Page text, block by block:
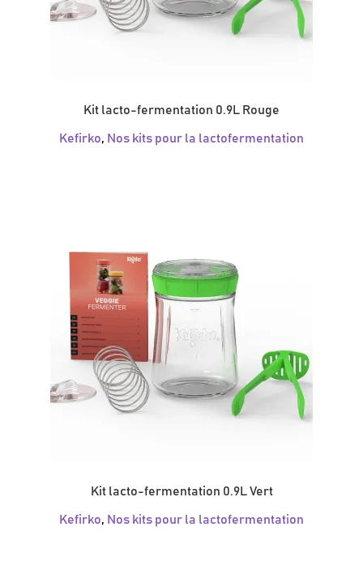
Kit lacto-fermentation 0.9L Rouge
Kefirko, Nos kits pour la lactofermentation
Kit lacto-fermentation 0.9L Vert
Kefirko, Nos kits pour la lactofermentation